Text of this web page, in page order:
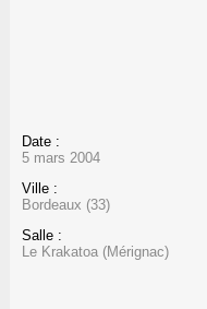
Date :
5 mars 2004
Ville :
Bordeaux (33)
Salle :
Le Krakatoa (Mérignac)